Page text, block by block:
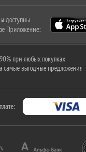
доступны
Приложение:
при любых покупках
самые выгодные предложения